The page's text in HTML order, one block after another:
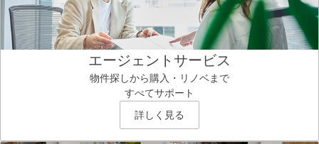
エージェントサービス
物件探しから購入・リノベまで
すべてサポート
詳しく見る